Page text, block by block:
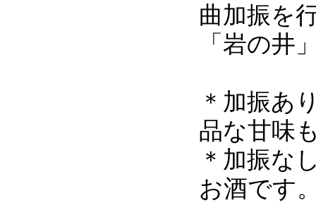
曲加振を
「岩の井
＊加振あ
品な甘味
＊加振な
お酒です